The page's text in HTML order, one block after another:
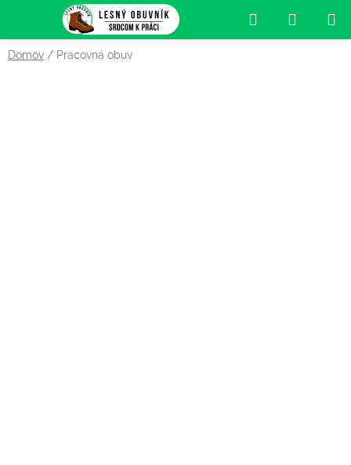
obsah
Hľadať
KOŠÍK
Domov / Pracovná obuv